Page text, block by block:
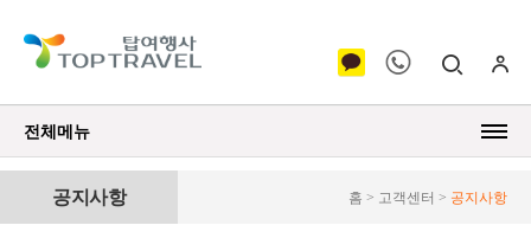
전체메뉴
홈 > 고객센터 > 공지사항
공지사항